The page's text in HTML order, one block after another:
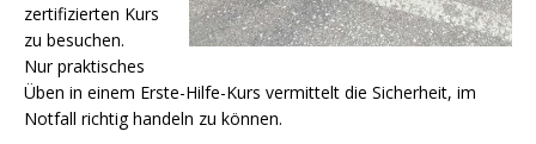
zertifizierten Kurs
zu besuchen.
Nur praktisches
Üben in einem Erste-Hilfe-Kurs vermittelt die Sicherheit, im
Notfall richtig handeln zu können.